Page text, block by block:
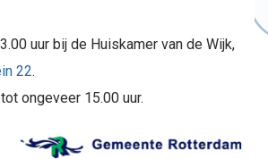
uur bij de Huiskamer van de Wijk,
22.
ongeveer 15.00 uur.